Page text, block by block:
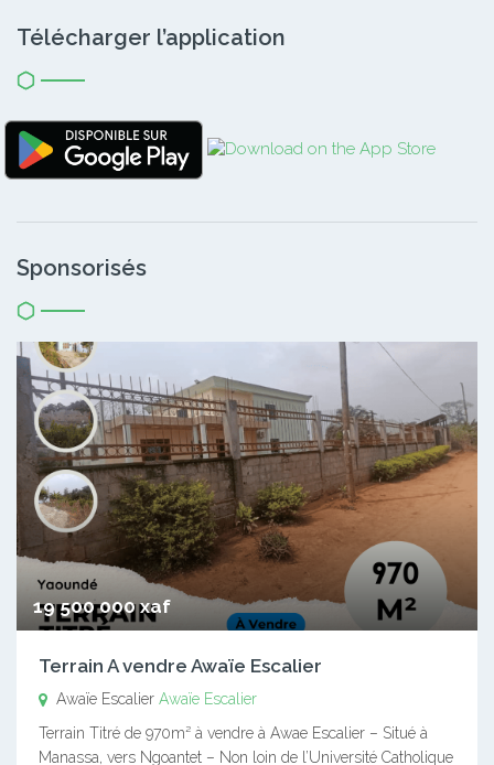
Télécharger l’application
Sponsorisés
19 500 000 xaf
Terrain A vendre Awaïe Escalier
Awaïe Escalier Awaïe Escalier
Terrain Titré de 970m² à vendre à Awae Escalier – Situé à
Manassa, vers Ngoantet – Non loin de l’Université Catholique